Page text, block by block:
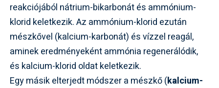
reakciójából nátrium-bikarbonát és ammónium-
klorid keletkezik. Az ammónium-klorid ezután
mészkővel (kalcium-karbonát) és vízzel reagál,
aminek eredményeként ammónia regenerálódik,
és kalcium-klorid oldat keletkezik.
Egy másik elterjedt módszer a mészkő (kalcium-